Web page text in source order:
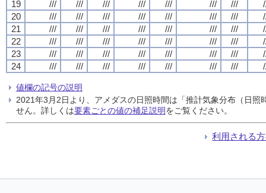
19
/// /// /// /// /// /// ///
20
/// /// /// /// /// /// ///
21
/// /// /// /// /// /// ///
22
/// /// /// /// /// /// ///
23
/// /// /// /// /// /// ///
24
/// /// /// /// /// /// ///
値欄の記号の説明
2021年3月2日より、アメダスの日照時間は「推計気象分布（日
せん。詳しくは要素ごとの値の補足説明をご覧ください。
利用される